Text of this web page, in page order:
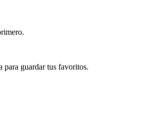
para guardar tus favoritos.